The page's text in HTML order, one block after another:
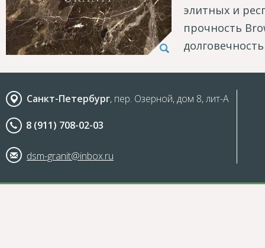
элитных и
прочность
Санкт-Петербург, пер. Озерной, дом 8, лит-А
8 (911) 708-02-03
dsm-granit@inbox.ru